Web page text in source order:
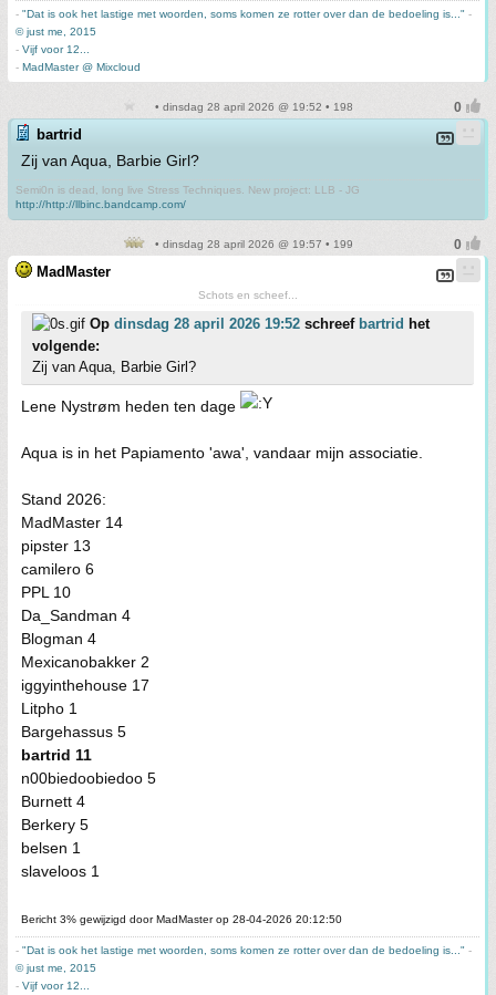
- "Dat is ook het lastige met woorden, soms komen ze rotter over dan de bedoeling is..." -
© just me, 2015
- Vijf voor 12...
- MadMaster @ Mixcloud
• dinsdag 28 april 2026 @ 19:52 • 198
bartrid
Zij van Aqua, Barbie Girl?
Semi0n is dead, long live Stress Techniques. New project: LLB - JG
http://http://llbinc.bandcamp.com/
• dinsdag 28 april 2026 @ 19:57 • 199
MadMaster
Schots en scheef...
Op dinsdag 28 april 2026 19:52 schreef bartrid het
volgende:
Zij van Aqua, Barbie Girl?
Lene Nystrøm heden ten dage
Aqua is in het Papiamento 'awa', vandaar mijn associatie.
Stand 2026:
MadMaster 14
pipster 13
camilero 6
PPL 10
Da_Sandman 4
Blogman 4
Mexicanobakker 2
iggyinthehouse 17
Litpho 1
Bargehassus 5
bartrid 11
n00biedoobiedoo 5
Burnett 4
Berkery 5
belsen 1
slaveloos 1
Bericht 3% gewijzigd door MadMaster op 28-04-2026 20:12:50
- "Dat is ook het lastige met woorden, soms komen ze rotter over dan de bedoeling is..." -
© just me, 2015
- Vijf voor 12...